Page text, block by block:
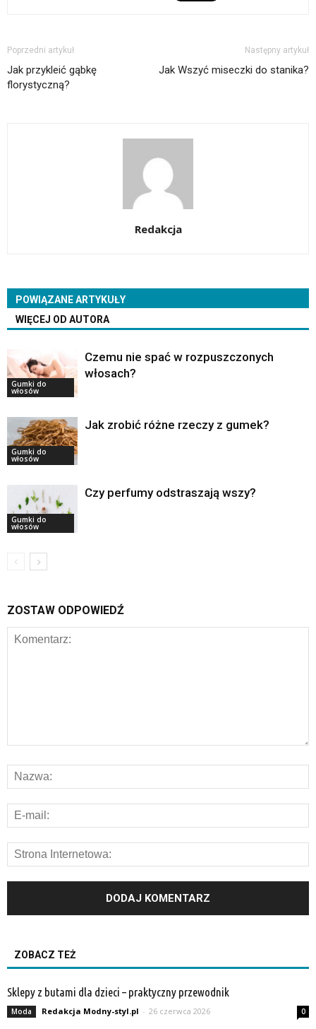
Poprzedni artykuł
Jak przykleić gąbkę
florystyczną?
Następny artykuł
Jak Wszyć miseczki do stanika?
Redakcja
POWIĄZANE ARTYKUŁY
WIĘCEJ OD AUTORA
Gumki do
włosów
Czemu nie spać w rozpuszczonych
włosach?
Gumki do
włosów
Jak zrobić różne rzeczy z gumek?
Gumki do
włosów
Czy perfumy odstraszają wszy?
ZOSTAW ODPOWIEDŹ
ZOBACZ TEŻ
Sklepy z butami dla dzieci – praktyczny przewodnik
Moda Redakcja Modny-styl.pl - 26 czerwca 2026 0